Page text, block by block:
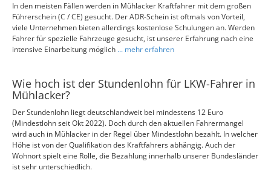
In den meisten Fällen werden in Mühlacker Kraftfahrer mit dem großen
Führerschein (C / CE) gesucht. Der ADR-Schein ist oftmals von Vorteil,
viele Unternehmen bieten allerdings kostenlose Schulungen an. Werden
Fahrer für spezielle Fahrzeuge gesucht, ist unserer Erfahrung nach eine
intensive Einarbeitung möglich ... mehr erfahren
Wie hoch ist der Stundenlohn für LKW-Fahrer in
Mühlacker?
Der Stundenlohn liegt deutschlandweit bei mindestens 12 Euro
(Mindestlohn seit Okt 2022). Doch durch den aktuellen Fahrermangel
wird auch in Mühlacker in der Regel über Mindestlohn bezahlt. In welcher
Höhe ist von der Qualifikation des Kraftfahrers abhängig. Auch der
Wohnort spielt eine Rolle, die Bezahlung innerhalb unserer Bundesländer
ist sehr unterschiedlich.